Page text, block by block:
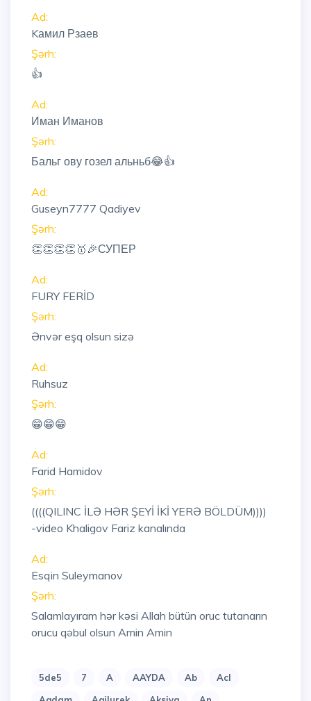
Ad:
Kамил Рзаев
Şərh:
👍
Ad:
Иман Иманов
Şərh:
Бальг ову гозел альньб😂👍
Ad:
Guseyn7777 Qadiyev
Şərh:
👏👏👏👏🥇🎉СУПЕР
Ad:
FURY FERİD
Şərh:
Ənvər eşq olsun sizə
Ad:
Ruhsuz
Şərh:
😁😁😁
Ad:
Farid Hamidov
Şərh:
((((QILINC İLƏ HƏR ŞEYİ İKİ YERƏ BÖLDÜM))))
-video Khaligov Fariz kanalında
Ad:
Esqin Suleymanov
Şərh:
Salamlayıram hər kəsi Allah bütün oruc tutanarın
orucu qəbul olsun Amin Amin
5de5 7 A AAYDA Ab
Acl